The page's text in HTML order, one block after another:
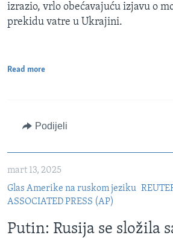
izrazio, vrlo obećavajuću izjavu o
prekidu vatre u Ukrajini.
Read more
Podijeli
mart 13, 2025
Glas Amerike na ruskom jeziku
ASSOCIATED PRESS (AP)
Putin: Rusija se složila